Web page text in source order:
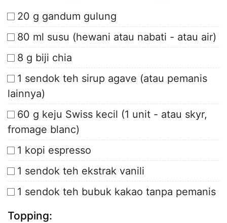
20 g gandum gulung
80 ml susu (hewani atau nabati - atau air)
8 g biji chia
1 sendok teh sirup agave (atau pemanis
lainnya)
60 g keju Swiss kecil (1 unit - atau skyr,
fromage blanc)
1 kopi espresso
1 sendok teh ekstrak vanili
1 sendok teh bubuk kakao tanpa pemanis
Topping: